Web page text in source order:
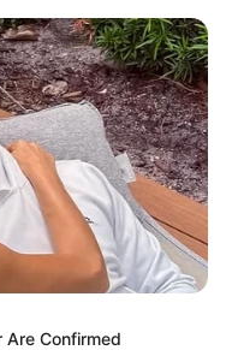
Are Confirmed